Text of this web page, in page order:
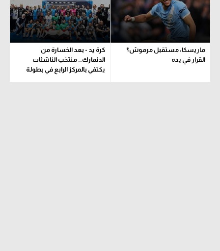
ماريسكا: مستقبل مرموش؟
القرار في يده
كرة يد - بعد الخسارة من
الدنمارك.. منتخب الناشئات
يكتفي بالمركز الرابع في بطولة